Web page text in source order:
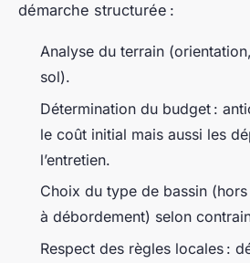
démarche structurée :
Analyse du terrain
sol).
Détermination du budget :
le coût initial mais aussi les
l’entretien.
Choix du type de bassin
à débordement) selon
Respect des règles locales :